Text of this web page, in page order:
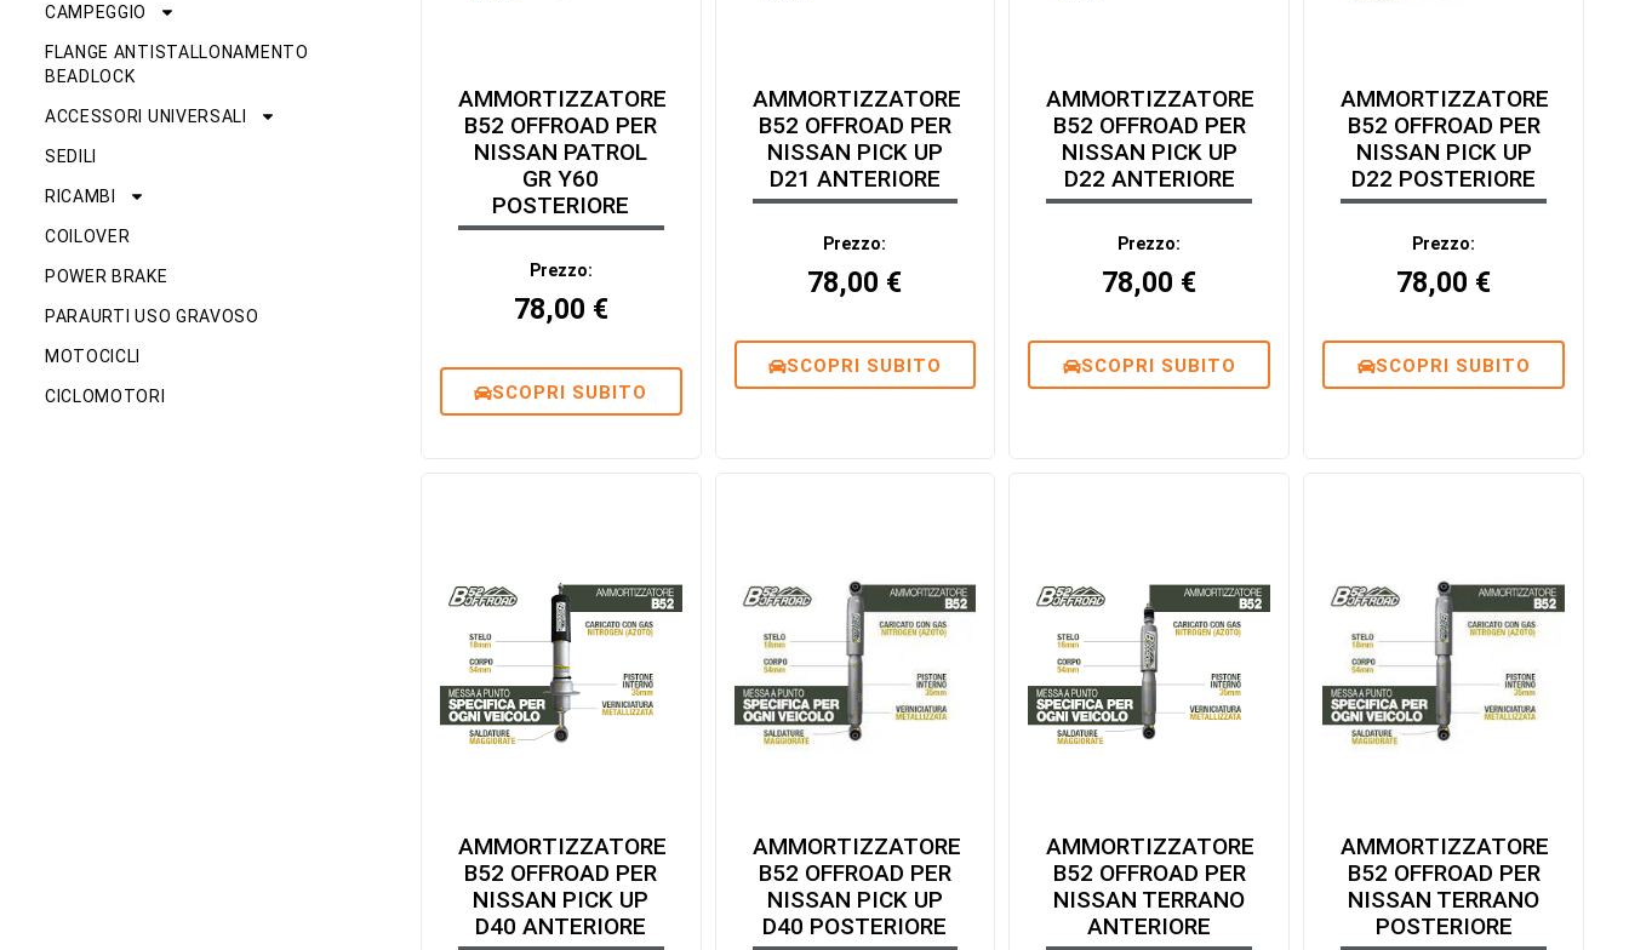
CAMPEGGIO
FLANGE ANTISTALLONAMENTO
BEADLOCK
ACCESSORI UNIVERSALI
SEDILI
RICAMBI
COILOVER
POWER BRAKE
PARAURTI USO GRAVOSO
MOTOCICLI
CICLOMOTORI
AMMORTIZZATORE
B52 OFFROAD PER
NISSAN PATROL
GR Y60
POSTERIORE
Prezzo:
78,00 €
SCOPRI SUBITO
AMMORTIZZATORE
B52 OFFROAD PER
NISSAN PICK UP
D21 ANTERIORE
Prezzo:
78,00 €
SCOPRI SUBITO
AMMORTIZZATORE
B52 OFFROAD PER
NISSAN PICK UP
D22 ANTERIORE
Prezzo:
78,00 €
SCOPRI SUBITO
AMMORTIZZATORE
B52 OFFROAD PER
NISSAN PICK UP
D22 POSTERIORE
Prezzo:
78,00 €
SCOPRI SUBITO
AMMORTIZZATORE
B52 OFFROAD PER
NISSAN PICK UP
D40 ANTERIORE
AMMORTIZZATORE
B52 OFFROAD PER
NISSAN PICK UP
D40 POSTERIORE
AMMORTIZZATORE
B52 OFFROAD PER
NISSAN TERRANO
ANTERIORE
AMMORTIZZATORE
B52 OFFROAD PER
NISSAN TERRANO
POSTERIORE